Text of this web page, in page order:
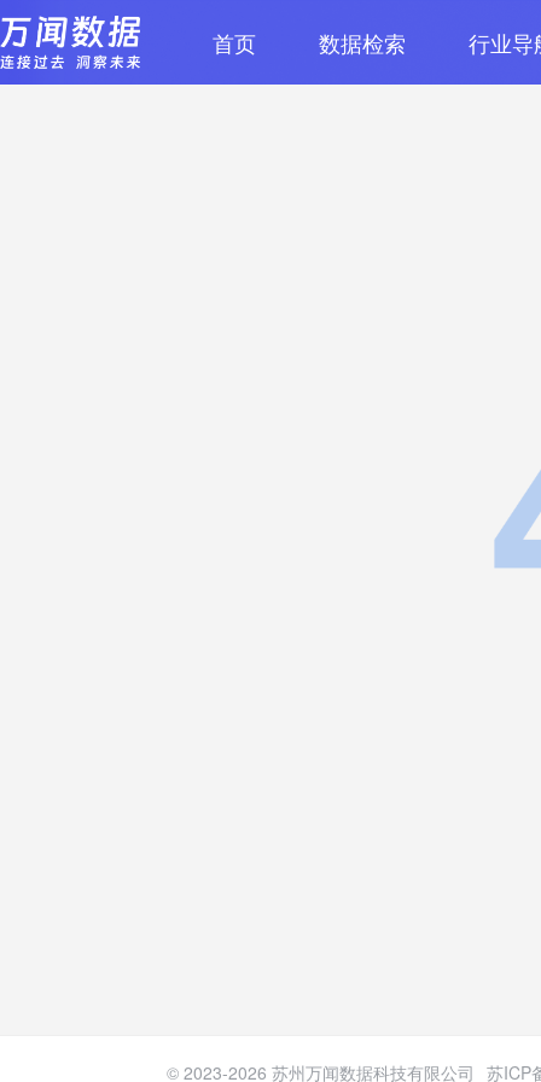
首页 数据检索 行业导
© 2023-2026 苏州万闻数据科技有限公司 苏ICP